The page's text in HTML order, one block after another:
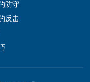
防守
反击